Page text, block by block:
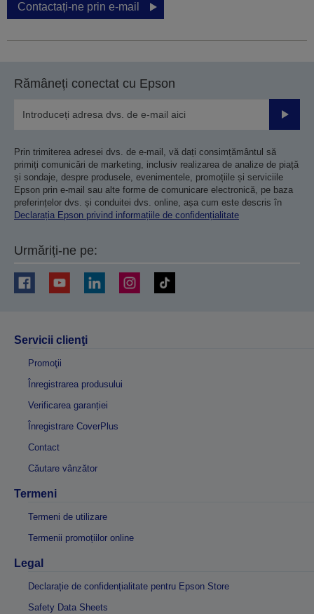
Contactați-ne prin e-mail
Rămâneți conectat cu Epson
Prin trimiterea adresei dvs. de e-mail, vă dați consimțământul să
primiți comunicări de marketing, inclusiv realizarea de analize de piață
și sondaje, despre produsele, evenimentele, promoțiile și serviciile
Epson prin e-mail sau alte forme de comunicare electronică, pe baza
preferințelor dvs. și conduitei dvs. online, așa cum este descris în
Declarația Epson privind informațiile de confidențialitate
Urmăriți-ne pe:
Servicii clienţi
Promoţii
Înregistrarea produsului
Verificarea garanției
Înregistrare CoverPlus
Contact
Căutare vânzător
Termeni
Termeni de utilizare
Termenii promoțiilor online
Legal
Declarație de confidențialitate pentru Epson Store
Safety Data Sheets